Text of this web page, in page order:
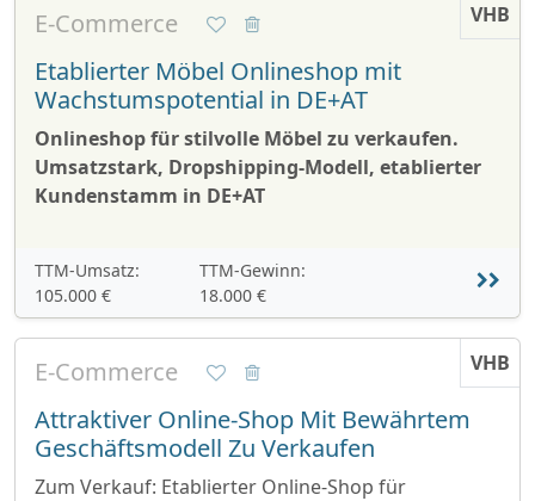
VHB
E-Commerce
Etablierter Möbel Onlineshop mit
Wachstumspotential in DE+AT
Onlineshop für stilvolle Möbel zu verkaufen.
Umsatzstark, Dropshipping-Modell, etablierter
Kundenstamm in DE+AT
TTM-Umsatz:
105.000 €
TTM-Gewinn:
18.000 €
VHB
E-Commerce
Attraktiver Online-Shop Mit Bewährtem
Geschäftsmodell Zu Verkaufen
Zum Verkauf: Etablierter Online-Shop für